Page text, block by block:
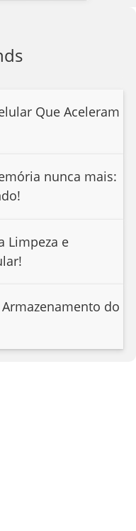
Que Aceleram
nunca mais:
Limpeza e
do